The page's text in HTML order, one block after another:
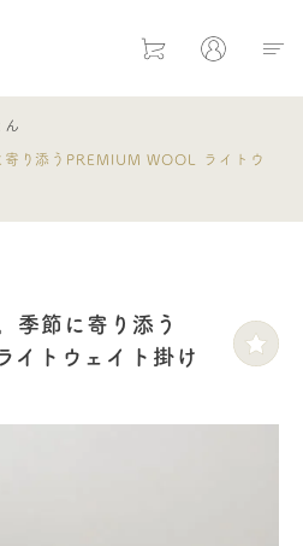
ん
寄り添うPREMIUM WOOL ライトウ
季節に寄り添う
トウェイト掛け